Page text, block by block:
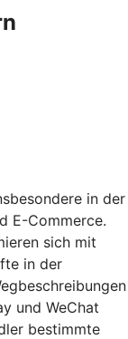
in der
E-Commerce.
sich mit
in der
und WeChat
bestimmte